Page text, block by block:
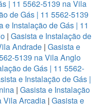
| 11 5562-5139 na Vila
de Gás | 11 5562-5139
e Instalação de Gás | 11
| Gasista e Instalação de
Andrade | Gasista e
5139 na Vila Anglo
de Gás | 11 5562-
e Instalação de Gás |
| Gasista e Instalação
Vila Arcadia | Gasista e